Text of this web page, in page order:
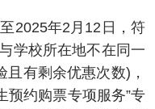
2025年2月12日，符
学校所在地不在同一
有剩余优惠次数)，
预约购票专项服务”专